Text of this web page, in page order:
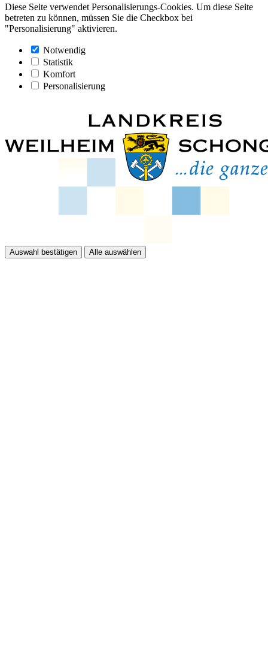
Diese Seite verwendet Personalisierungs-Cookies. Um diese Seite
betreten zu können, müssen Sie die Checkbox bei
"Personalisierung" aktivieren.
Notwendig
Statistik
Komfort
Personalisierung
Auswahl bestätigen Alle auswählen